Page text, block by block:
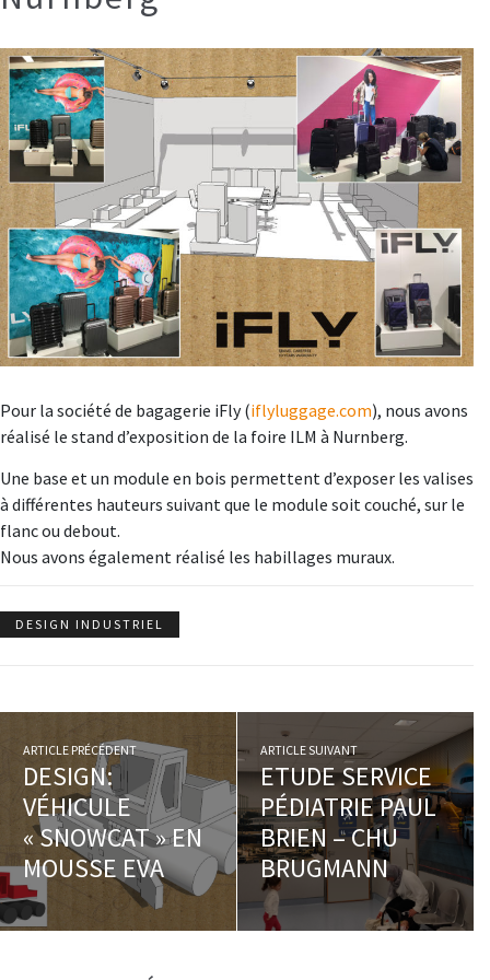
Pour la société de bagagerie iFly (iflyluggage.com), nous avons
réalisé le stand d’exposition de la foire ILM à Nurnberg.
Une base et un module en bois permettent d’exposer les valises
à différentes hauteurs suivant que le module soit couché, sur le
flanc ou debout.
Nous avons également réalisé les habillages muraux.
DESIGN INDUSTRIEL
ARTICLE PRÉCÉDENT
DESIGN:
VÉHICULE
« SNOWCAT » EN
MOUSSE EVA
ARTICLE SUIVANT
ETUDE SERVICE
PÉDIATRIE PAUL
BRIEN – CHU
BRUGMANN